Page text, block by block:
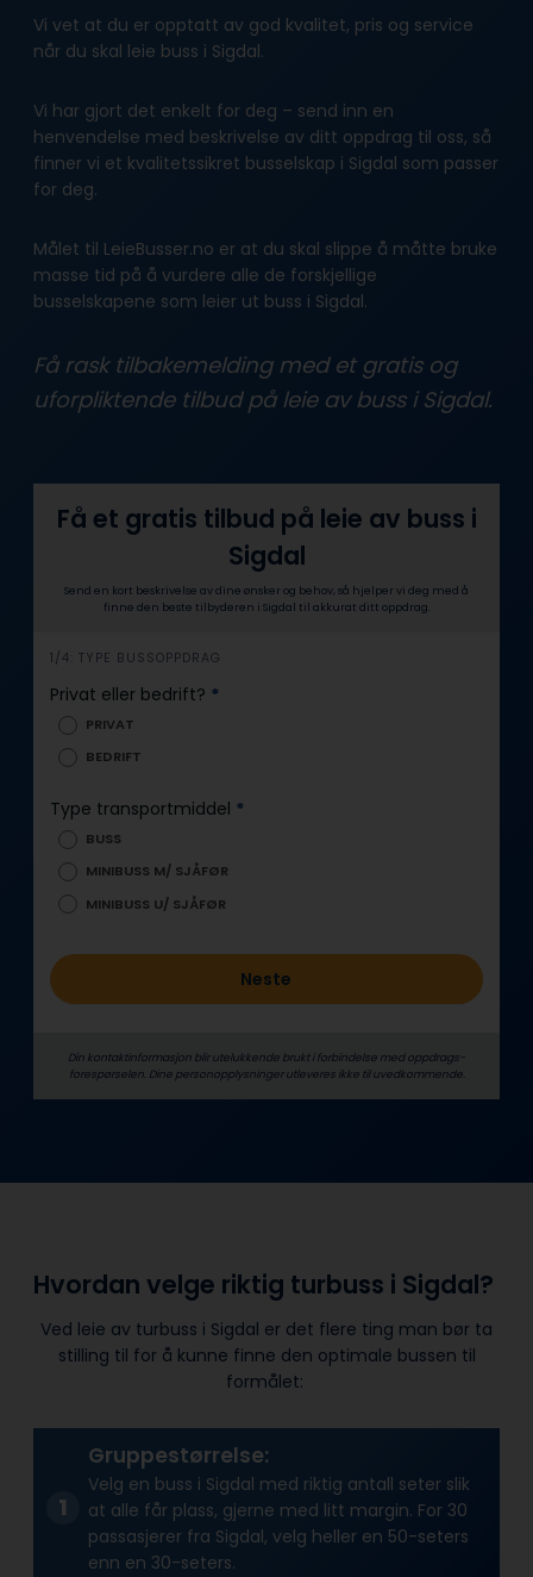
Vi vet at du er opptatt av god kvalitet, pris og service
når du skal leie buss i Sigdal.
Vi har gjort det enkelt for deg – send inn en
henvendelse med beskrivelse av ditt oppdrag til oss, så
finner vi et kvalitetssikret busselskap i Sigdal som passer
for deg.
Målet til LeieBusser.no er at du skal slippe å måtte bruke
masse tid på å vurdere alle de forskjellige
busselskapene som leier ut buss i Sigdal.
Få rask tilbakemelding med et gratis og
uforpliktende tilbud på leie av buss i Sigdal.
Få et gratis tilbud på leie av buss i
Sigdal
Send en kort beskrivelse av dine ønsker og behov, så hjelper vi deg med å
finne den beste tilbyderen i Sigdal til akkurat ditt oppdrag.
i
n
o
d
1/4: TYPE BUSSOPPDRAG
Privat eller bedrift? *
PRIVAT
BEDRIFT
Type transportmiddel *
BUSS
MINIBUSS M/ SJÅFØR
MINIBUSS U/ SJÅFØR
Neste
Din kontaktinformasjon blir utelukkende brukt i forbindelse med oppdrags­
forespørselen. Dine person­­opplysninger utleveres ikke til uvedkommende.
Hvordan velge riktig turbuss i Sigdal?
Ved leie av turbuss i Sigdal er det flere ting man bør ta
stilling til for å kunne finne den optimale bussen til
formålet:
Gruppestørrelse:
Velg en buss i Sigdal med riktig antall seter slik
at alle får plass, gjerne med litt margin. For 30
passasjerer fra Sigdal, velg heller en 50-seters
enn en 30-seters.